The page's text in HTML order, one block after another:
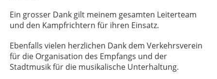
Ein grosser Dank gilt meinem gesamten Leiterteam
und den Kampfrichtern für ihren Einsatz.
Ebenfalls vielen herzlichen Dank dem Verkehrsverein
für die Organisation des Empfangs und der
Stadtmusik für die musikalische Unterhaltung.